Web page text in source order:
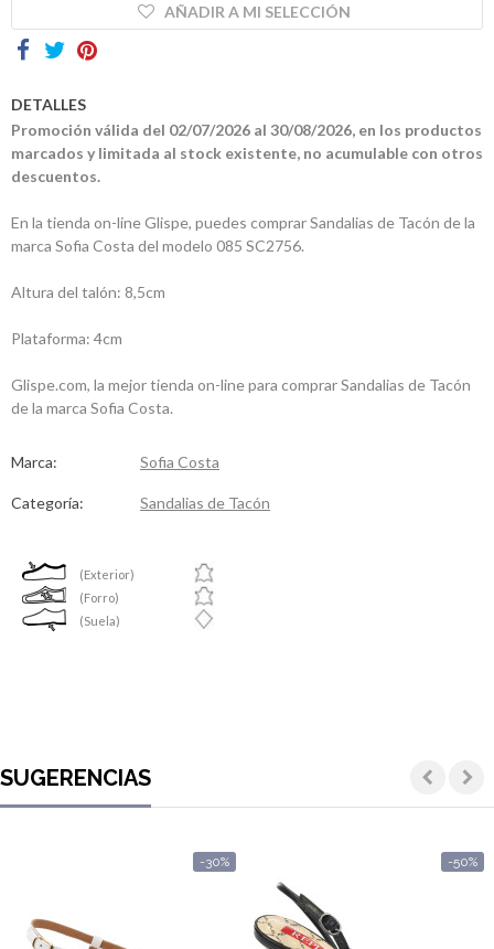
AÑADIR A MI SELECCIÓN
DETALLES
Promoción válida del 02/07/2026 al 30/08/2026, en los productos
marcados y limitada al stock existente, no acumulable con otros
descuentos.
En la tienda on-line Glispe, puedes comprar Sandalias de Tacón de la
marca Sofia Costa del modelo 085 SC2756.
Altura del talón: 8,5cm
Plataforma: 4cm
Glispe.com, la mejor tienda on-line para comprar Sandalias de Tacón
de la marca Sofia Costa.
Marca: Sofia Costa
Categoría: Sandalias de Tacón
(Exterior)
(Forro)
(Suela)
SUGERENCIAS
-30% -50%